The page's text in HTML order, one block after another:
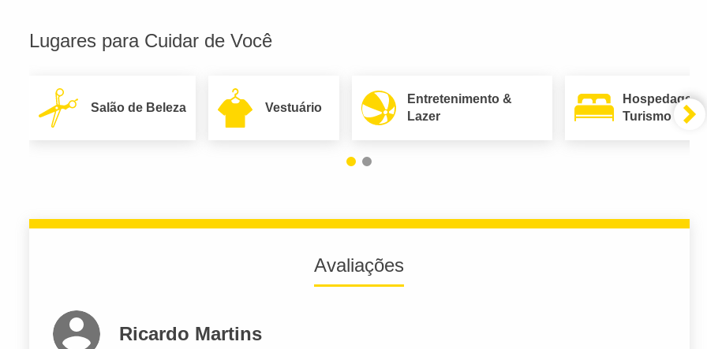
Lugares para Cuidar de Você
Salão de Beleza Vestuário
Entretenimento &
Lazer
Hospedagem
Turismo
Avaliações
Ricardo Martins